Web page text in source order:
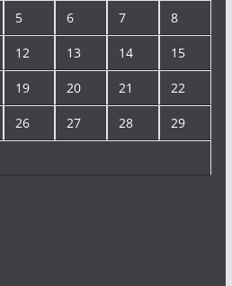
5 6 7 8
12 13 14 15
19 20 21 22
26 27 28 29